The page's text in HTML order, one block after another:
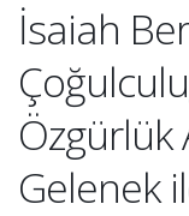
İsaiah
Özgürlük
Gelenek